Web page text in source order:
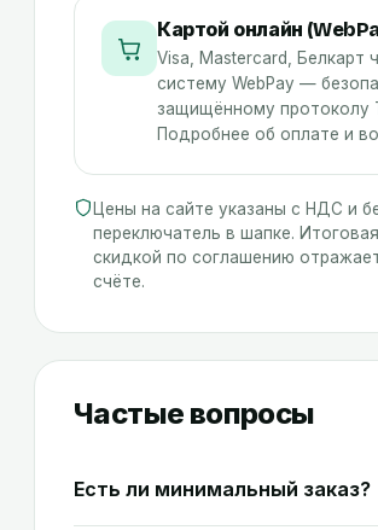
Картой онлайн
Visa, Mastercard, Белкарт
систему WebPay —
защищённому протоколу
Подробнее об оплате и
Цены на сайте указаны с НДС и
переключатель в шапке.
скидкой по соглашению
счёте.
Частые вопросы
Есть ли минимальный заказ?